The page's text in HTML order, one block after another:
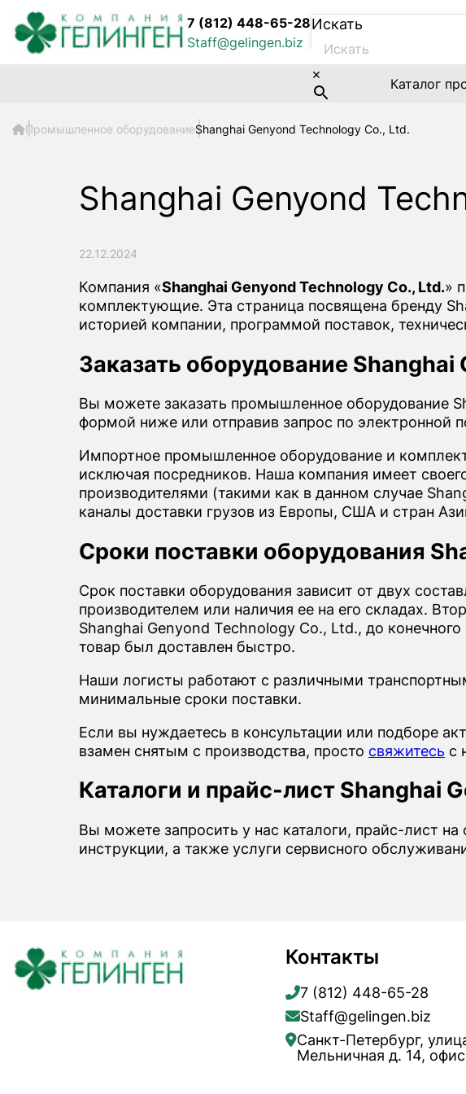
7 (812) 448-65-28
Staff@gelingen.biz
Искать
×
Каталог
Промышленное оборудованиеShanghai Genyond Technology Co., Ltd.
Shanghai Genyond
22.12.2024
Компания «Shanghai Genyond Technology Co., Ltd.»
комплектующие. Эта страница посвящена бренду
историей компании, программой поставок,
Заказать оборудование
Вы можете заказать промышленное оборудование
формой ниже или отправив запрос по электронной
Импортное промышленное оборудование и
исключая посредников. Наша компания имеет
производителями (такими как в данном случае
каналы доставки грузов из Европы, США и стран
Сроки поставки оборудования
Срок поставки оборудования зависит от двух
производителем или наличия ее на его складах.
Shanghai Genyond Technology Co., Ltd., до
товар был доставлен быстро.
Наши логисты работают с различными
минимальные сроки поставки.
Если вы нуждаетесь в консультации или подборе
взамен снятым с производства, просто свяжитесь с
Каталоги и прайс-лист Shanghai
Вы можете запросить у нас каталоги, прайс-лист
инструкции, а также услуги сервисного
Контакты
7 (812) 448-65-28
Staff@gelingen.biz
Санкт-Петербург,
Мельничная д. 14,